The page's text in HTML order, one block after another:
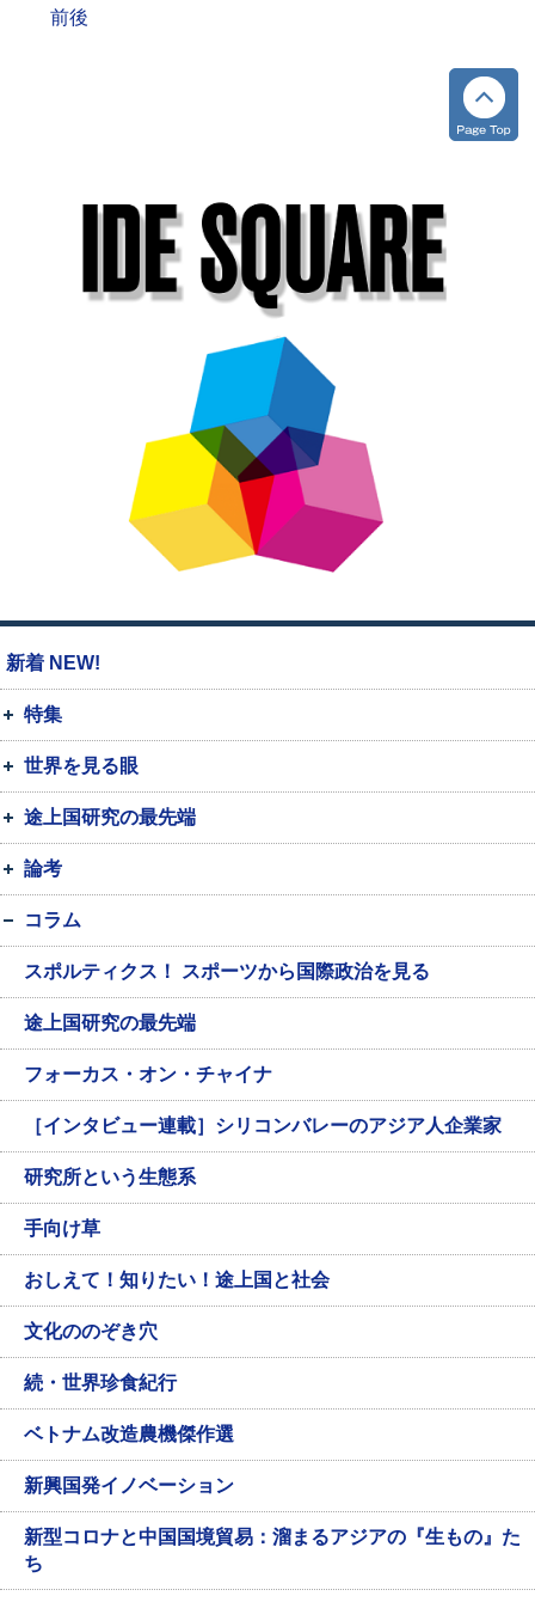
前後
新着 NEW!
特集
世界を見る眼
途上国研究の最先端
論考
コラム
スポルティクス！ スポーツから国際政治を見る
途上国研究の最先端
フォーカス・オン・チャイナ
［インタビュー連載］シリコンバレーのアジア人企業家
研究所という生態系
手向け草
おしえて！知りたい！途上国と社会
文化ののぞき穴
続・世界珍食紀行
ベトナム改造農機傑作選
新興国発イノベーション
新型コロナと中国国境貿易：溜まるアジアの『生もの』た
ち